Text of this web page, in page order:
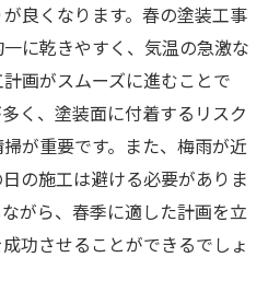
良くなります。春の塗装工事
に乾きやすく、気温の急激な
画がスムーズに進むことで
く、塗装面に付着するリスク
が重要です。また、梅雨が近
の施工は避ける必要がありま
がら、春季に適した計画を立
功させることができるでしょ